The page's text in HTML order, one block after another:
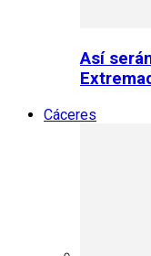
Así
Cáceres